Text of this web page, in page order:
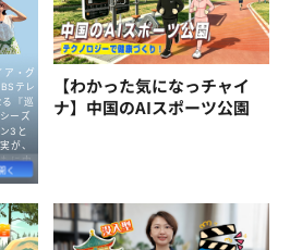
【わかった気になっチャイ
ナ】中国のAIスポーツ公園